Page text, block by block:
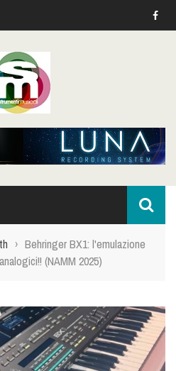
› Behringer BX1: l'emulazione
(NAMM 2025)